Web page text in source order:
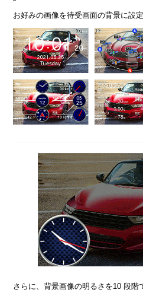
お好みの画像を待受画面の背景に設定
さらに、背景画像の明るさを10 段階